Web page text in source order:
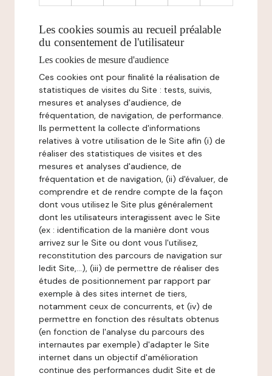
Les cookies soumis au recueil préalable
du consentement de l'utilisateur
Les cookies de mesure d'audience
Ces cookies ont pour finalité la réalisation de
statistiques de visites du Site : tests, suivis,
mesures et analyses d'audience, de
fréquentation, de navigation, de performance.
Ils permettent la collecte d'informations
relatives à votre utilisation de le Site afin (i) de
réaliser des statistiques de visites et des
mesures et analyses d'audience, de
fréquentation et de navigation, (ii) d'évaluer, de
comprendre et de rendre compte de la façon
dont vous utilisez le Site plus généralement
dont les utilisateurs interagissent avec le Site
(ex : identification de la manière dont vous
arrivez sur le Site ou dont vous l'utilisez,
reconstitution des parcours de navigation sur
ledit Site,...), (iii) de permettre de réaliser des
études de positionnement par rapport par
exemple à des sites internet de tiers,
notamment ceux de concurrents, et (iv) de
permettre en fonction des résultats obtenus
(en fonction de l'analyse du parcours des
internautes par exemple) d'adapter le Site
internet dans un objectif d'amélioration
continue des performances dudit Site et de